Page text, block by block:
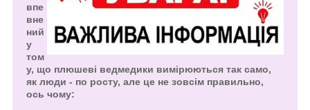
впе
вне
ний
у
том
у, що плюшеві ведмедики вимірюються так само,
як люди - по росту, але це не зовсім правильно,
ось чому: